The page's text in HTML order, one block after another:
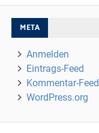
META
Anmelden
Eintrags-Feed
Kommentar-Feed
WordPress.org